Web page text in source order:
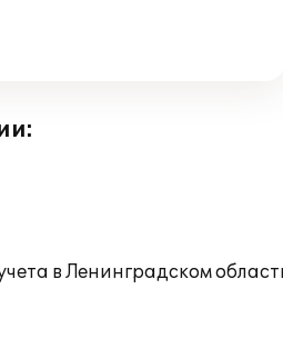
в Ленинградском